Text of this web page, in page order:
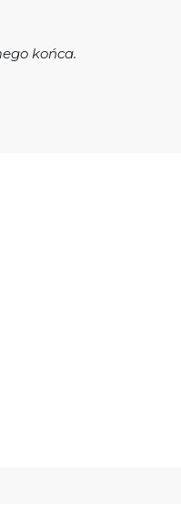
końca.